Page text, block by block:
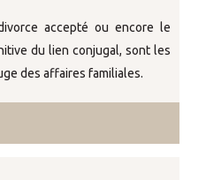
accepté ou encore le
du lien conjugal, sont les
des affaires familiales.